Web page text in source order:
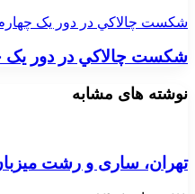
شکست چالاکي در دور يک چهارم
شکست چالاکي در دور يک
نوشته های مشابه
تهران، ساری و رشت